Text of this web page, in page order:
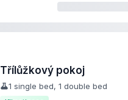
Třílůžkový pokoj
1 single bed, 1 double bed